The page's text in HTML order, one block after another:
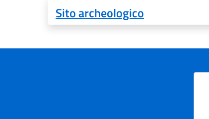
Sito archeologico